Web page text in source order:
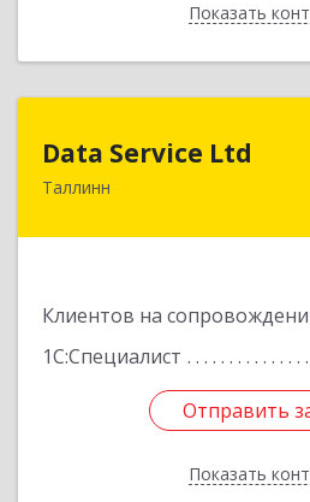
ПоказатьНазад
Data Service Ltd
Таллинн
Клиентов на
1С:Специалист
Отправить
Показать
Отправить
Назад